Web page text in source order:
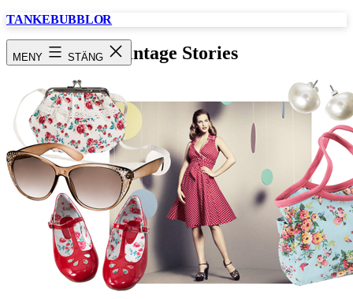
Hoppa
TANKEBUBBLOR
MENY STÄNG Vintage Stories